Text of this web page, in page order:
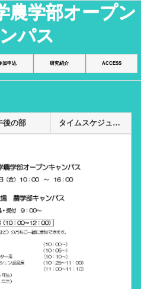
農学部オープン
パス
加申込 研究紹介 ACCESS
後の部 タイムスケジュール